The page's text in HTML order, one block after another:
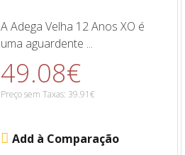
A Adega Velha 12 Anos XO é
uma aguardente ...
49.08€
Preço sem Taxas: 39.91€
Add à Comparação